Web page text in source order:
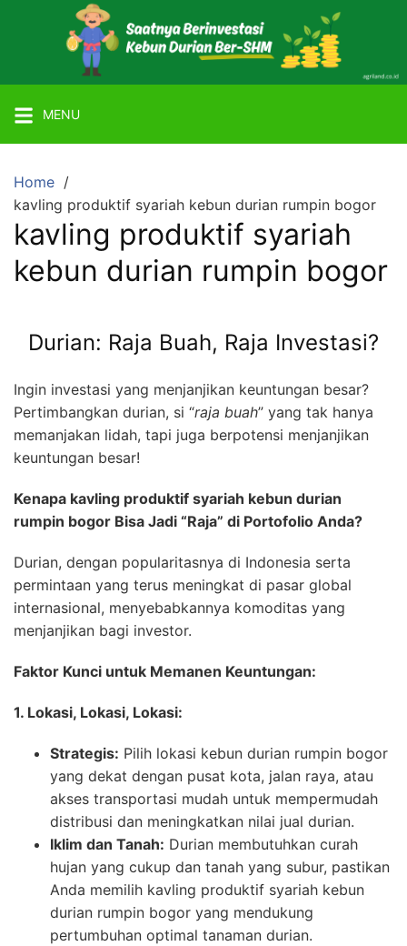
Agriland
Lahan
Kebun
Ber-
SHM
dengan
Tanaman
Durian
Miki
MENU
Home
kavling produktif syariah kebun durian rumpin bogor
kavling produktif syariah
kebun durian rumpin bogor
Durian: Raja Buah, Raja Investasi?
Ingin investasi yang menjanjikan keuntungan besar?
Pertimbangkan durian, si “raja buah” yang tak hanya
memanjakan lidah, tapi juga berpotensi menjanjikan
keuntungan besar!
Kenapa kavling produktif syariah kebun durian
rumpin bogor Bisa Jadi “Raja” di Portofolio Anda?
Durian, dengan popularitasnya di Indonesia serta
permintaan yang terus meningkat di pasar global
internasional, menyebabkannya komoditas yang
menjanjikan bagi investor.
Faktor Kunci untuk Memanen Keuntungan:
1. Lokasi, Lokasi, Lokasi:
Strategis: Pilih lokasi kebun durian rumpin bogor
yang dekat dengan pusat kota, jalan raya, atau
akses transportasi mudah untuk mempermudah
distribusi dan meningkatkan nilai jual durian.
Iklim dan Tanah: Durian membutuhkan curah
hujan yang cukup dan tanah yang subur, pastikan
Anda memilih kavling produktif syariah kebun
durian rumpin bogor yang mendukung
pertumbuhan optimal tanaman durian.